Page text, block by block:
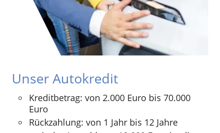
Unser Autokredit
Kreditbetrag: von 2.000 Euro bis 70.000
Euro
Rückzahlung: von 1 Jahr bis 12 Jahre